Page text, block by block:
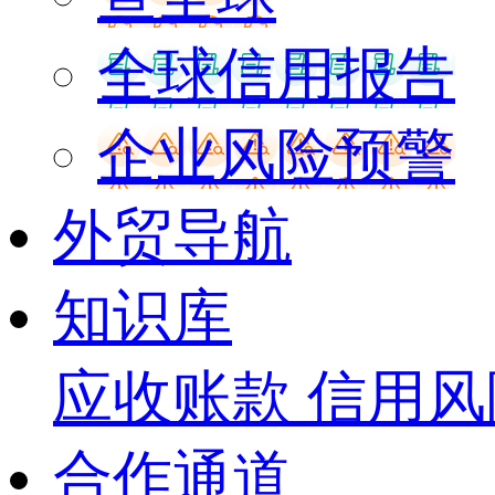
全球信用报告
企业风险预警
外贸导航
知识库
应收账款 信用
合作通道